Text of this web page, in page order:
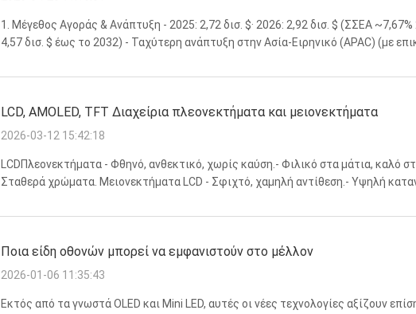
1. Μέγεθος Αγοράς & Ανάπτυξη - 2025: 2,72 δισ. $· 2026: 2,92 δισ. $ (ΣΣΕΑ
4,57 δισ. $ έως το 2032) - Ταχύτερη ανάπτυξη στην Ασία-Ειρηνικό (APAC) (με
LCD, AMOLED, TFT ∆ιαχείρια πλεονεκτήματα και μειονεκτήματα
2026-03-12 15:42:18
LCDΠλεονεκτήματα - Φθηνό, ανθεκτικό, χωρίς καύση.- Φιλικό στα μάτια, καλό
Σταθερά χρώματα. Μειονεκτήματα LCD - Σφιχτό, χαμηλή αντίθεση.- Υψηλή
Χαμηλή ισχύς σε ...
Ποια είδη οθονών μπορεί να εμφανιστούν στο μέλλον
2026-01-06 11:35:43
Εκτός από τα γνωστά OLED και Mini LED, αυτές οι νέες τεχνολογίες αξίζουν